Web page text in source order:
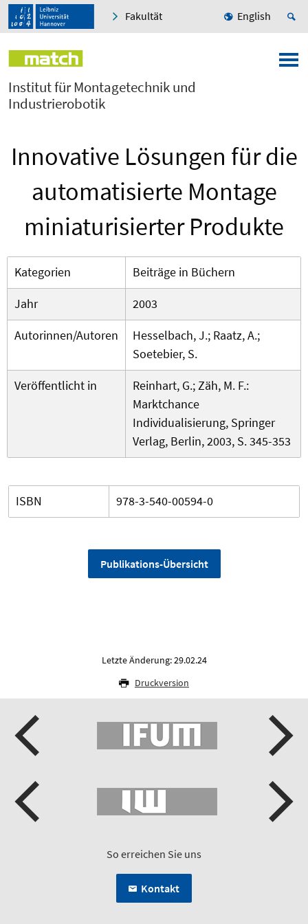
Fakultät English
Institut für Montagetechnik und
Industrierobotik
Innovative Lösungen für die
automatisierte Montage
miniaturisierter Produkte
Kategorien
Beiträge in Büchern
Jahr
2003
Autorinnen/Autoren
Hesselbach, J.; Raatz, A.;
Soetebier, S.
Veröffentlicht in
Reinhart, G.; Zäh, M. F.:
Marktchance
Individualisierung, Springer
Verlag, Berlin, 2003, S. 345-353
ISBN 978-3-540-00594-0
Publikations-Übersicht
Letzte Änderung: 29.02.24
Druckversion
So erreichen Sie uns
Kontakt